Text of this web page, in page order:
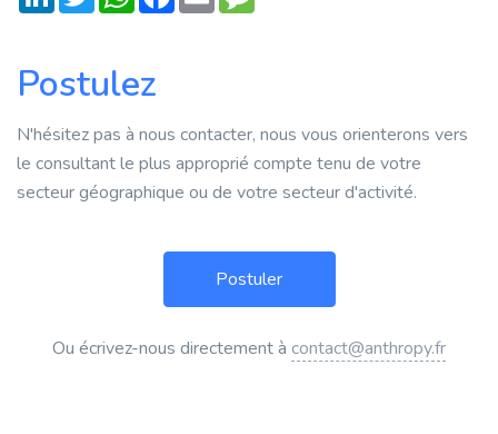
Postulez
N'hésitez pas à nous contacter, nous vous orienterons vers
le consultant le plus approprié compte tenu de votre
secteur géographique ou de votre secteur d'activité.
Ou écrivez-nous directement à contact@anthropy.fr